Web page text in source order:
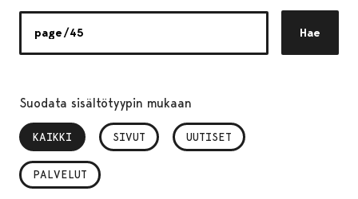
Hae
Suodata sisältötyypin mukaan
KAIKKI
, VALITTU SIVUT UUTISET
PALVELUT